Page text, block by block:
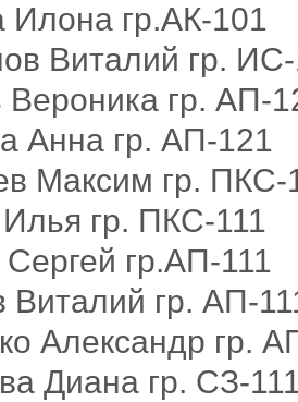
Илона гр.АК-101
Виталий гр.
Вероника гр. АП-
Анна гр. АП-121
Максим гр. ПКС-
гр. ПКС-111
гр.АП-111
гр. АП-
Александр гр.
Диана гр. СЗ-